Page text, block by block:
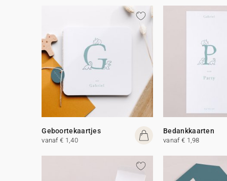
Geboortekaartjes
vanaf € 1,40
Bedankkaarten
vanaf € 1,98